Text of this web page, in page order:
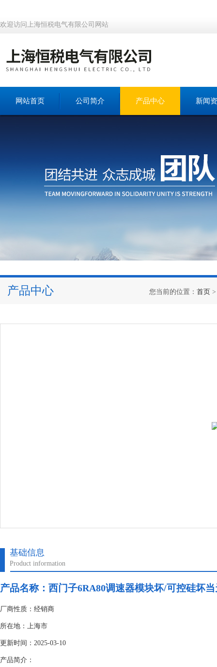
欢迎访问上海恒税电气有限公司网站
网站首页 公司简介 产品中心 新闻
产品中心 您当前的位置： 首页
基础信息
Product information
产品名称： 西门子6RA80调速器模块坏/可控硅坏
厂商性质：经销商
所在地：上海市
更新时间：2025-03-10
产品简介：